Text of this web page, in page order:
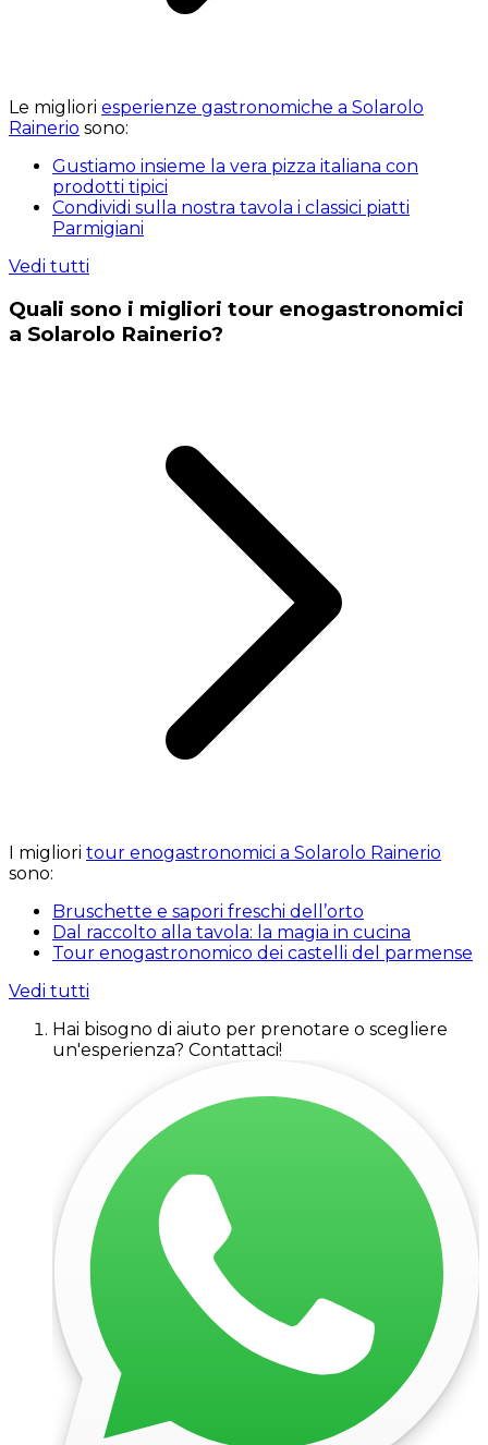
Le migliori esperienze gastronomiche a Solarolo
Rainerio sono:
Gustiamo insieme la vera pizza italiana con
prodotti tipici
Condividi sulla nostra tavola i classici piatti
Parmigiani
Vedi tutti
Quali sono i migliori tour enogastronomici
a Solarolo Rainerio?
I migliori tour enogastronomici a Solarolo Rainerio
sono:
Bruschette e sapori freschi dell’orto
Dal raccolto alla tavola: la magia in cucina
Tour enogastronomico dei castelli del parmense
Vedi tutti
Hai bisogno di aiuto per prenotare o scegliere
un'esperienza? Contattaci!